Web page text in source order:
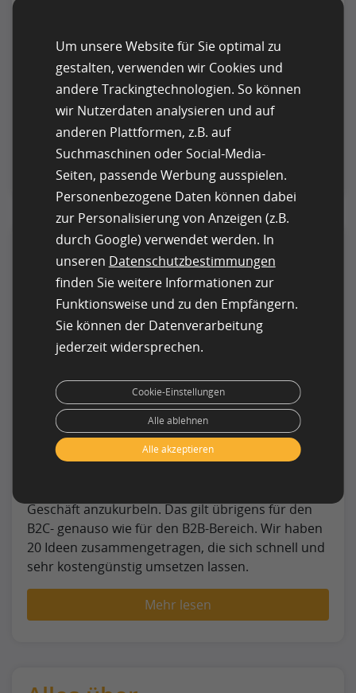
Beiträge in den sozialen Medien
zusammengestellt, die Sie für Ihr Unternehmen
nutzen können. Außerdem haben wir einige
Beispiele von Firmen zusammengestellt, die es
richtig machen.
Mehr lesen
Mit diesen 20 Weihnachts-
Online-Marketing Ideen
kurbeln Sie Ihr Business an
Gerade für kleine und mittelständische
Geschäft anzukurbeln. Das gilt übrigens für den
B2C- genauso wie für den B2B-Bereich. Wir haben
20 Ideen zusammengetragen, die sich schnell und
sehr kostengünstig umsetzen lassen.
Mehr lesen
Um unsere Website für Sie optimal zu
gestalten, verwenden wir Cookies und
andere Trackingtechnologien. So können
wir Nutzerdaten analysieren und auf
anderen Plattformen, z.B. auf
Suchmaschinen oder Social-Media-
Seiten, passende Werbung ausspielen.
Personenbezogene Daten können dabei
zur Personalisierung von Anzeigen (z.B.
durch Google) verwendet werden. In
unseren Datenschutzbestimmungen
finden Sie weitere Informationen zur
Funktionsweise und zu den Empfängern.
Sie können der Datenverarbeitung
jederzeit widersprechen.
Alle akzeptieren
Alle ablehnen
Cookie-Einstellungen